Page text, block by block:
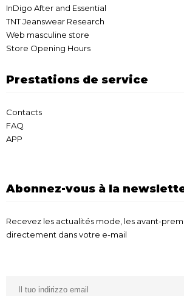
InDigo After and Essential
TNT Jeanswear Research
Web masculine store
Store Opening Hours
Prestations de service
Contacts
FAQ
APP
Abonnez-vous à la
Recevez les actualités mode, les avant-
directement dans votre e-mail